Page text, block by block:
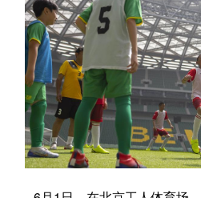
文化 书画
访谈 视频
法律 中央文件
食品 人居
学术中国 乡村振兴